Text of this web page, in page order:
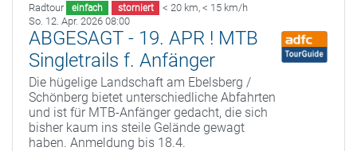
Radtour einfach storniert < 20 km, < 15 km/h
So. 12. Apr. 2026 08:00
ABGESAGT - 19. APR ! MTB
Singletrails f. Anfänger
Die hügelige Landschaft am Ebelsberg /
Schönberg bietet unterschiedliche Abfahrten
und ist für MTB-Anfänger gedacht, die sich
bisher kaum ins steile Gelände gewagt
haben. Anmeldung bis 18.4.